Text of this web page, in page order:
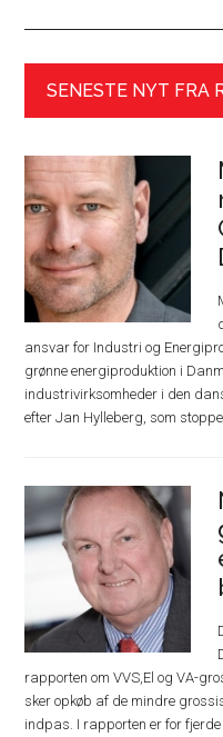
SENESTE NYT FRA
ansvar for Industri og
grønne energiproduktion i
industrivirksomheder i den
efter Jan Hylleberg, som stopper
rapporten om VVS,El og VA-
sker opkøb af de mindre
indpas. I rapporten er for